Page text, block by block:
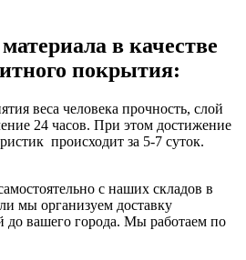
в качестве
покрытия:
веса человека прочность, слой
24 часов. При этом достижение
происходит за 5-7 суток.
с наших складов в
мы организуем доставку
до вашего города. Мы работаем по